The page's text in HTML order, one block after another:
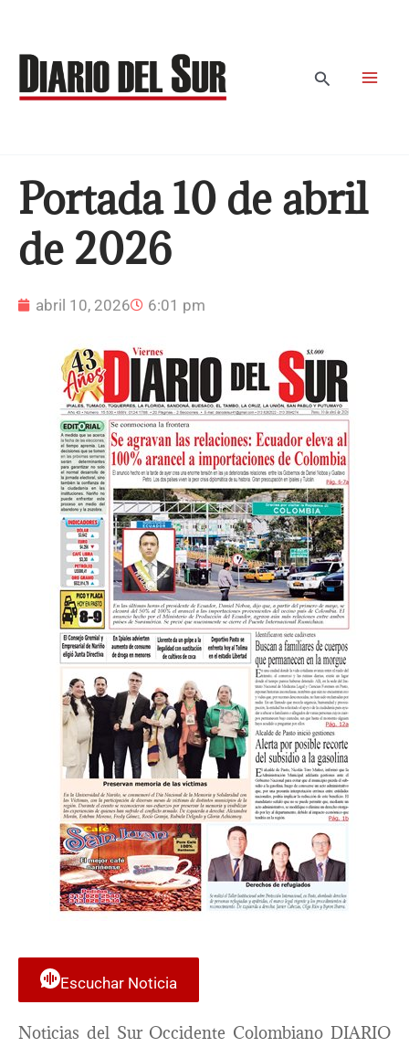
contenido
Buscar
Portada 10 de abril
de 2026
abril 10, 2026 6:01 pm
Escuchar Noticia
Noticias del Sur Occidente Colombiano DIARIO